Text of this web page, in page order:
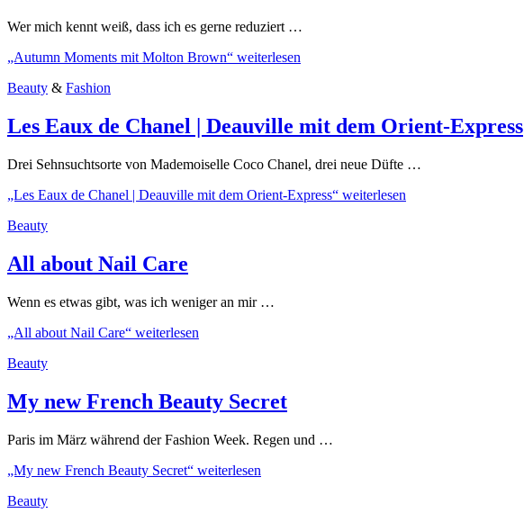
Wer mich kennt weiß, dass ich es gerne reduziert …
„Autumn Moments mit Molton Brown“ weiterlesen
Beauty & Fashion
Les Eaux de Chanel | Deauville mit dem Orient-Express
Drei Sehnsuchtsorte von Mademoiselle Coco Chanel, drei neue Düfte …
„Les Eaux de Chanel | Deauville mit dem Orient-Express“ weiterlesen
Beauty
All about Nail Care
Wenn es etwas gibt, was ich weniger an mir …
„All about Nail Care“ weiterlesen
Beauty
My new French Beauty Secret
Paris im März während der Fashion Week. Regen und …
„My new French Beauty Secret“ weiterlesen
Beauty